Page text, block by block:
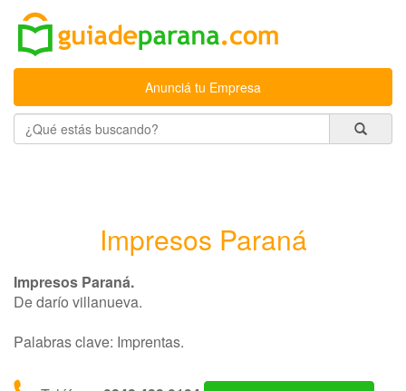
Anunciá tu Empresa
Impresos Paraná
Impresos Paraná.
De darío villanueva.
Palabras clave: Imprentas.